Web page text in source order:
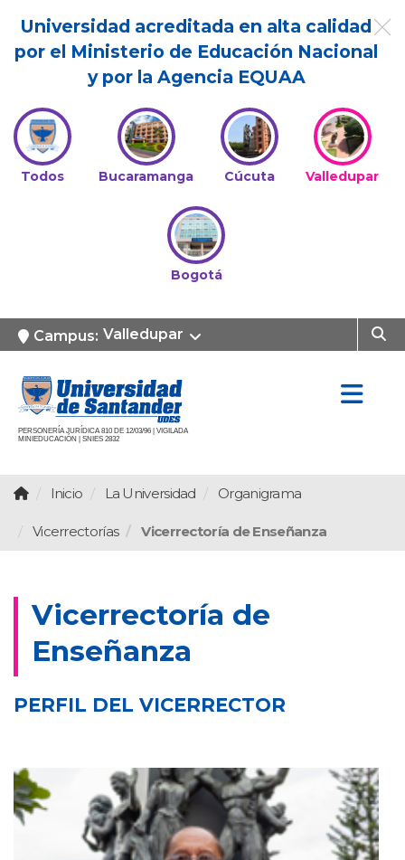
Universidad acreditada en alta calidad
por el Ministerio de Educación Nacional
y por la Agencia EQUAA
Todos Bucaramanga Cúcuta Valledupar
Bogotá
Campus: Valledupar
PERSONERÍA JURÍDICA 810 DE 12/03/96 | VIGILADA
MINIEDUCACIÓN | SNIES 2832
Inicio La Universidad Organigrama
Vicerrectorías Vicerrectoría de Enseñanza
Vicerrectoría de
Enseñanza
PERFIL DEL VICERRECTOR